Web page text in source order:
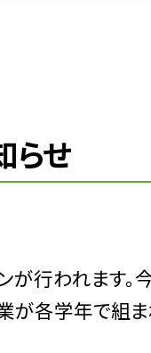
らせ
行われます。
が各学年で組ま